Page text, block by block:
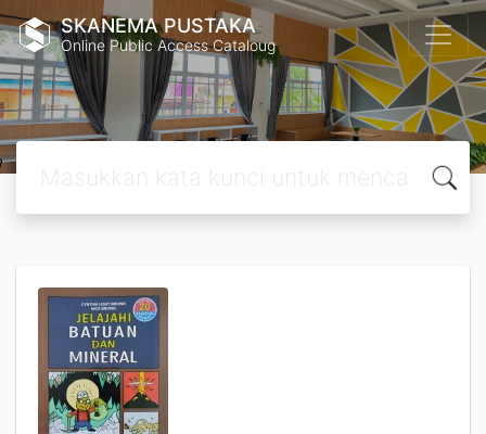
SKANEMA PUSTAKA
Online Public Access Cataloug